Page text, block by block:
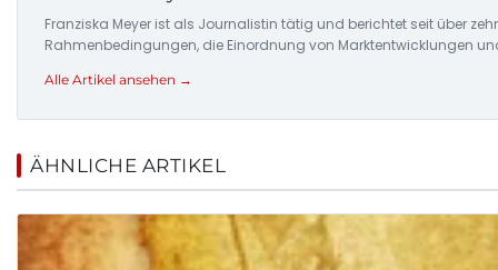
Franziska Meyer ist als Journalistin tätig und berichtet seit über
Rahmenbedingungen, die Einordnung von Marktentwicklungen
Alle Artikel ansehen →
ÄHNLICHE ARTIKEL